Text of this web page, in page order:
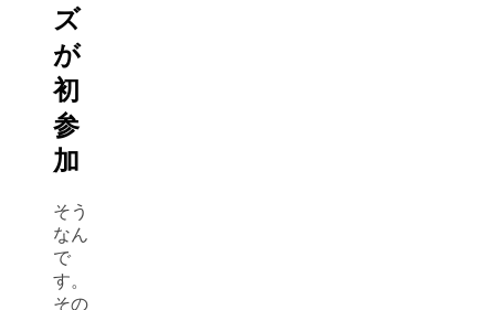
ズ
が
初
参
加
そう
なん
で
す。
その